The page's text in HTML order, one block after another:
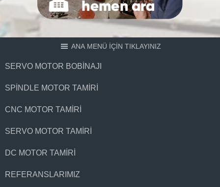
ANA MENÜ İÇİN TIKLAYINIZ
SERVO MOTOR BOBINAJI
SPINDLE MOTOR TAMIRI
CNC MOTOR TAMIRI
SERVO MOTOR TAMIRI
DC MOTOR TAMIRI
REFERANSLARIMIZ